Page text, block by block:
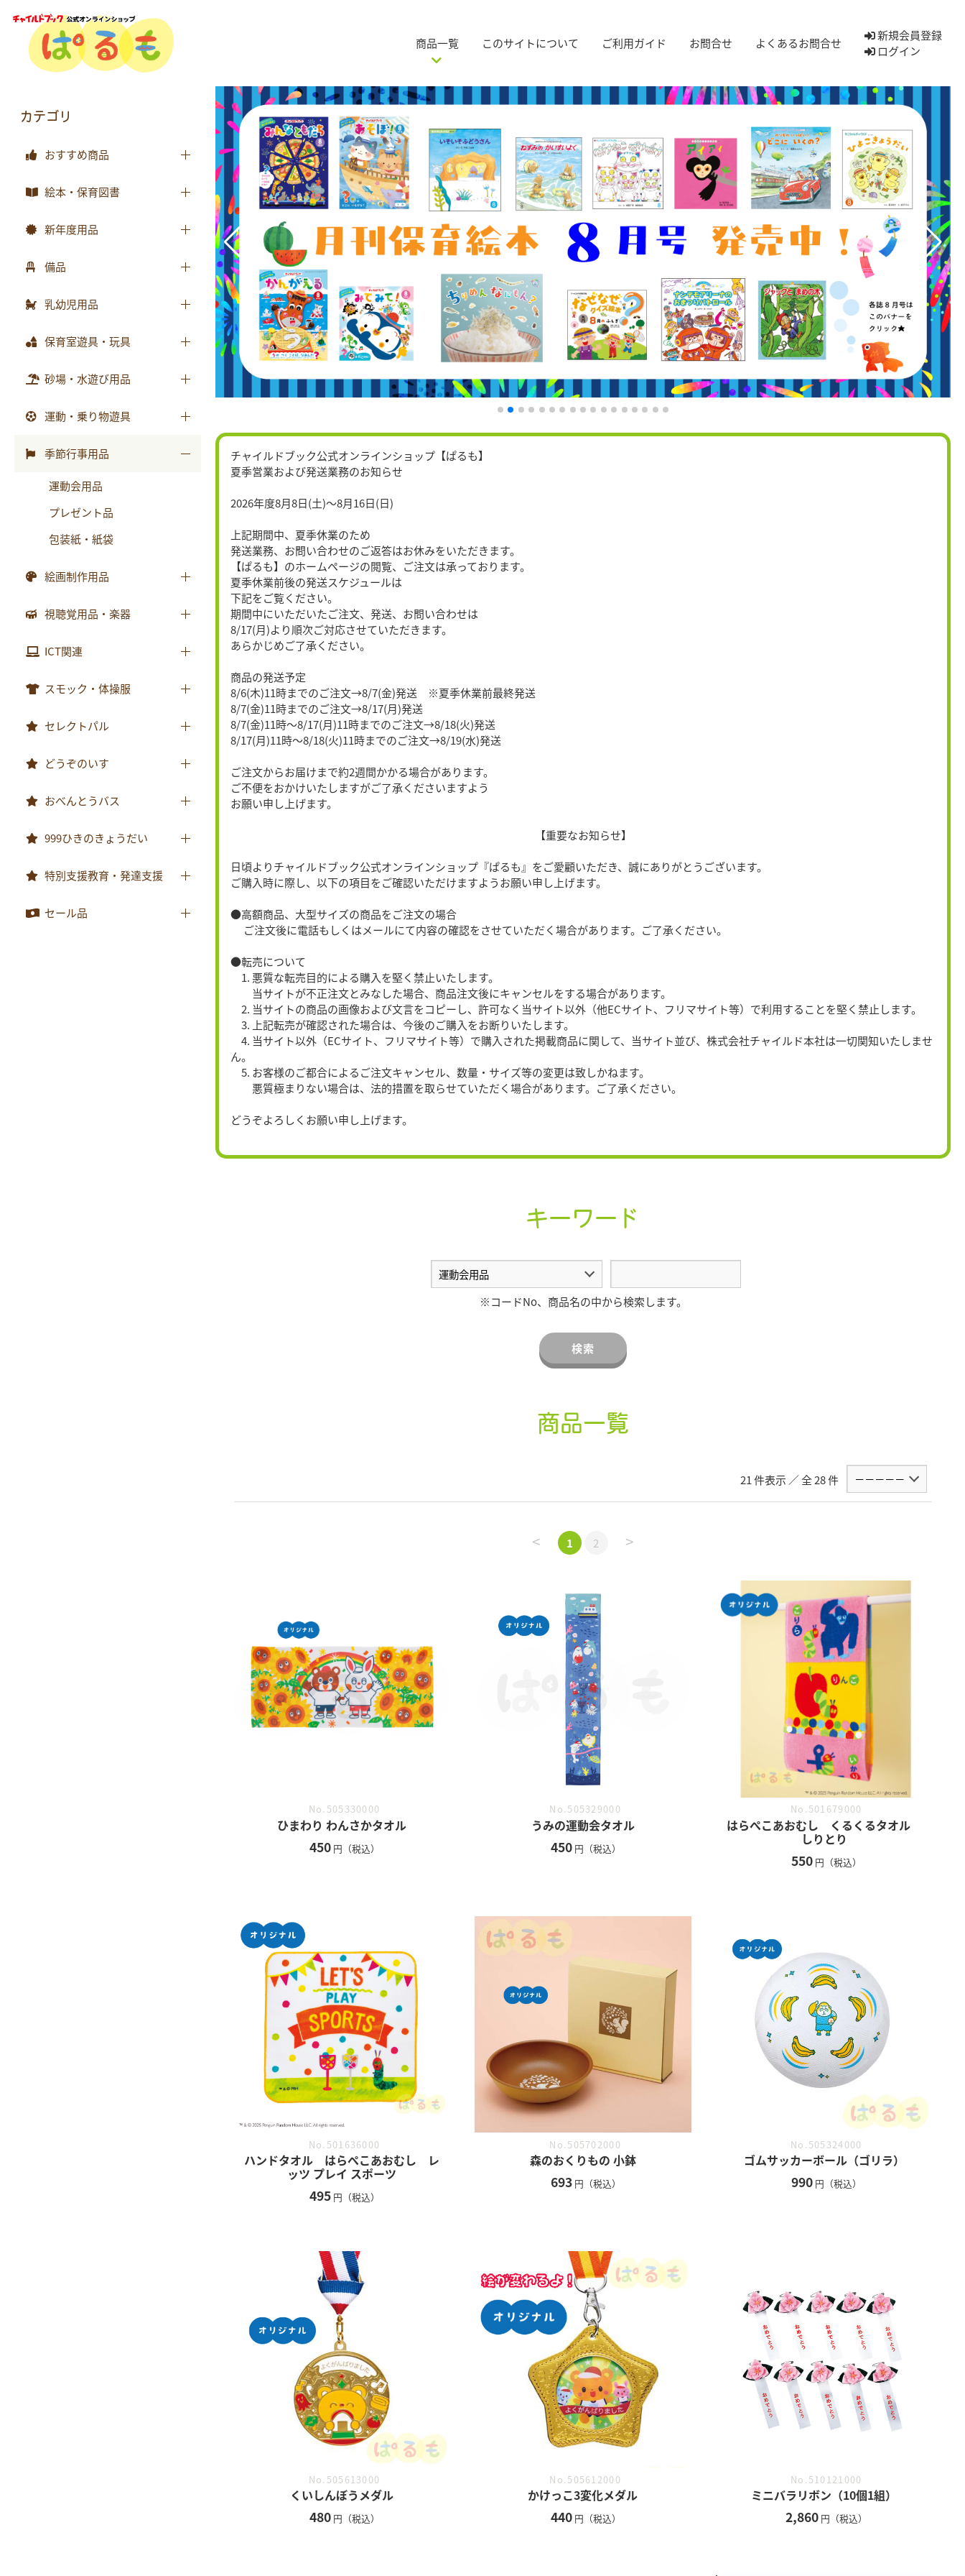
商品一覧 このサイトについて ご利用ガイド お問合せ よくあるお問合せ
新規会員登録
ログイン
チャイルドブック公式オンラインショップ【ぱるも】
夏季営業および発送業務のお知らせ
2026年度8月8日(土)〜8月16日(日)
上記期間中、夏季休業のため
発送業務、お問い合わせのご返答はお休みをいただきます。
【ぱるも】のホームページの閲覧、ご注文は承っております。
夏季休業前後の発送スケジュールは
下記をご覧ください。
期間中にいただいたご注文、発送、お問い合わせは
8/17(月)より順次ご対応させていただきます。
あらかじめご了承ください。
商品の発送予定
8/6(木)11時までのご注文→8/7(金)発送 ※夏季休業前最終発送
8/7(金)11時までのご注文→8/17(月)発送
8/7(金)11時〜8/17(月)11時までのご注文→8/18(火)発送
8/17(月)11時〜8/18(火)11時までのご注文→8/19(水)発送
ご注文からお届けまで約2週間かかる場合があります。
ご不便をおかけいたしますがご了承くださいますよう
お願い申し上げます。
【重要なお知らせ】
日頃よりチャイルドブック公式オンラインショップ『ぱるも』をご愛顧いただき、誠にありがとうございます。
ご購入時に際し、以下の項目をご確認いただけますようお願い申し上げます。
●高額商品、大型サイズの商品をご注文の場合
ご注文後に電話もしくはメールにて内容の確認をさせていただく場合があります。ご了承ください。
●転売について
1. 悪質な転売目的による購入を堅く禁止いたします。
当サイトが不正注文とみなした場合、商品注文後にキャンセルをする場合があります。
2. 当サイトの商品の画像および文言をコピーし、許可なく当サイト以外（他ECサイト、フリマサイト等）で利用することを堅く禁止します。
3. 上記転売が確認された場合は、今後のご購入をお断りいたします。
4. 当サイト以外（ECサイト、フリマサイト等）で購入された掲載商品に関して、当サイト並び、株式会社チャイルド本社は一切関知いたしませ
ん。
5. お客様のご都合によるご注文キャンセル、数量・サイズ等の変更は致しかねます。
悪質極まりない場合は、法的措置を取らせていただく場合があります。ご了承ください。
どうぞよろしくお願い申し上げます。
カテゴリ
おすすめ商品
おすすめ商品
絵本・保育図書
絵本
月刊絵本 バックナンバー
おはなしチャイルド
ﾁｬｲﾙﾄﾞﾌﾞｯｸ ｱｯﾌﾟﾙ傑作選
もこちゃんチャイルド
ｻﾝﾁｬｲﾙﾄﾞ ﾋﾞｯｸﾞｻｲｴﾝｽ
世界の昔話名作選
科学が好きになるおはなし
ﾁｬｲﾙﾄﾞ科学絵本館なぜなぜ
ｽｰﾊﾟｰﾜｲﾄﾞことばとかず
かんがえる
みんなともだち
2025年度月刊絵本
2026年度月刊絵本
新年度用品
出席帳・シール
ワーク
画帳・おもいで
各種用紙・証書
備品
椅子
収納用品
環境備品
乳幼児用品
乳幼児備品
保育室遊具・玩具
ままごと
知育玩具
砂場・水遊び用品
砂場用品
運動・乗り物遊具
運動遊具
季節行事用品
運動会用品
プレゼント品
包装紙・紙袋
絵画制作用品
画材
視聴覚用品・楽器
視聴覚用品
ICT関連
ICT関連
スモック・体操服
スモック
セレクトパル
先生用ウェア
どうぞのいす
どうぞのいす
おべんとうバス
おべんとうバス
999ひきのきょうだい
999ひきのきょうだい
特別支援教育・発達支援
特別支援教育・発達支援
セール品
キーワード
※コードNo、商品名の中から検索します。
検索
商品一覧
21 件表示 ／ 全 28 件
< 1 2 >
No.505330000
ひまわり わんさかタオル
450 円（税込）
No.505329000
うみの運動会タオル
450 円（税込）
No.501679000
はらぺこあおむし くるくるタオル
しりとり
550 円（税込）
No.501636000
ハンドタオル はらぺこあおむし レ
ッツ プレイ スポーツ
495 円（税込）
No.505702000
森のおくりもの 小鉢
693 円（税込）
No.505324000
ゴムサッカーボール（ゴリラ）
990 円（税込）
No.505613000
くいしんぼうメダル
480 円（税込）
No.505612000
かけっこ3変化メダル
440 円（税込）
No.510121000
ミニバラリボン（10個1組）
2,860 円（税込）